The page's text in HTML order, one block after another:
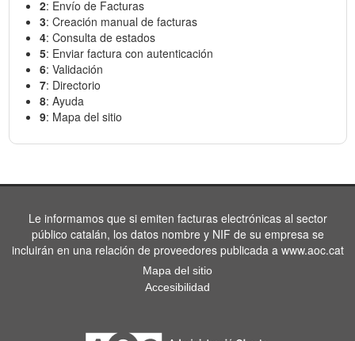
2: Envío de Facturas
3: Creación manual de facturas
4: Consulta de estados
5: Enviar factura con autenticación
6: Validación
7: Directorio
8: Ayuda
9: Mapa del sitio
Le informamos que si emiten facturas electrónicas al sector
público catalán, los datos nombre y NIF de su empresa se
incluirán en una relación de proveedores publicada a www.aoc.cat
Mapa del sitio
Accesibilidad